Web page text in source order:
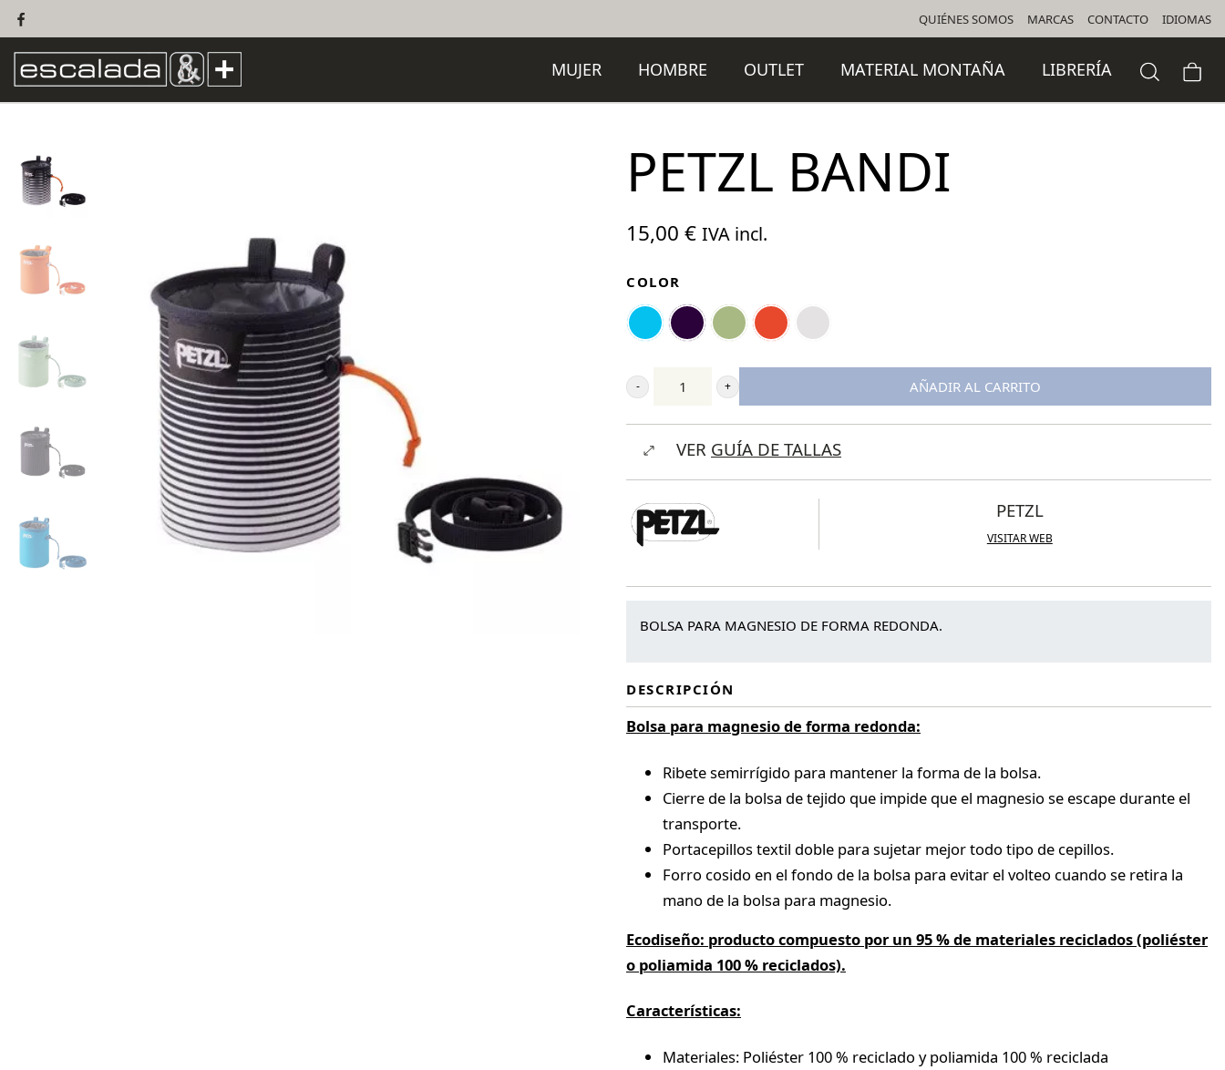
QUIÉNES SOMOS MARCAS CONTACTO IDIOMAS
MUJER HOMBRE OUTLET MATERIAL MONTAÑA LIBRERÍA
PETZL BANDI
15,00 € IVA incl.
COLOR
Petzl
Bandi
cantidad
AÑADIR AL CARRITO
VER GUÍA DE TALLAS
PETZL
VISITAR WEB
BOLSA PARA MAGNESIO DE FORMA REDONDA.
DESCRIPCIÓN
Bolsa para magnesio de forma redonda:
Ribete semirrígido para mantener la forma de la bolsa.
Cierre de la bolsa de tejido que impide que el magnesio se escape durante el
transporte.
Portacepillos textil doble para sujetar mejor todo tipo de cepillos.
Forro cosido en el fondo de la bolsa para evitar el volteo cuando se retira la
mano de la bolsa para magnesio.
Ecodiseño: producto compuesto por un 95 % de materiales reciclados (poliéster
o poliamida 100 % reciclados).
Características:
Materiales: Poliéster 100 % reciclado y poliamida 100 % reciclada